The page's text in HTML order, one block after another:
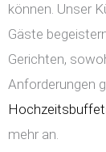
können. Unser
Gäste
Gerichten,
Anforderungen
mehr an.